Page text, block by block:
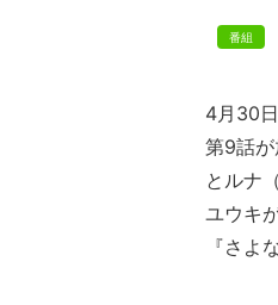
4月30
第9話が
とルナ
ユウキ
『さよ